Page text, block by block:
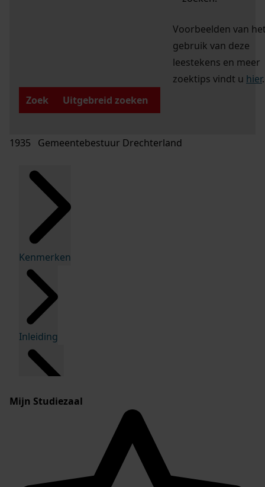
Voorbeelden van
gebruik van deze
leestekens en meer
zoektips vindt u hier.
Zoek
Uitgebreid zoeken
1935 Gemeentebestuur Drechterland
Kenmerken
Inleiding
Mijn Studiezaal